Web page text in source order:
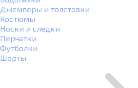
Джемперы и толстовки
Костюмы
Носки и следки
Перчатки
Футболки
Шорты